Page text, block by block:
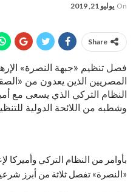
On يوليو 21, 2019
Share
فصل تنظيم «جبهة النصرة»
المصريين الذين يعدون من
النظام التركي الذي يسعى مع
وشطبه من اللائحة الدولية
بأوامر من النظام التركي وأميركا
«النصرة» تفصل ثلاثة من أبرز